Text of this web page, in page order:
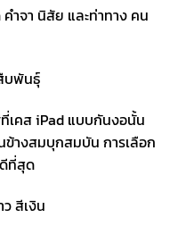
ำจา นิสัย และท่าทาง คน
บพันธุ์
เคส iPad แบบกันงอนั้น
ข้างสมบุกสมบัน การเลือก
ที่สุด
สีเงิน